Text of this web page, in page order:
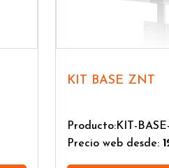
KIT BASE ZNT
Producto:KIT-
Precio web desde: